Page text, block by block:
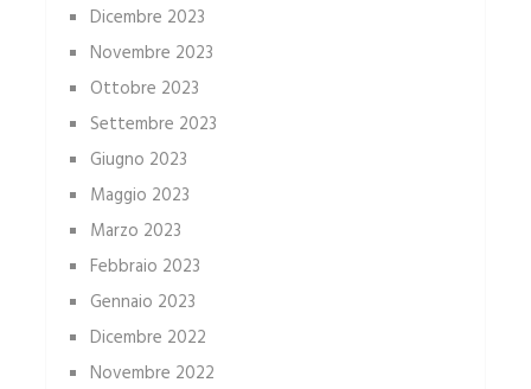
Dicembre 2023
Novembre 2023
Ottobre 2023
Settembre 2023
Giugno 2023
Maggio 2023
Marzo 2023
Febbraio 2023
Gennaio 2023
Dicembre 2022
Novembre 2022